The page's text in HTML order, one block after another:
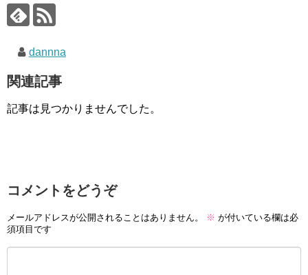
dannna
関連記事
記事は見つかりませんでした。
コメントをどうぞ
メールアドレスが公開されることはありません。 ※ が付いている欄は必
須項目です